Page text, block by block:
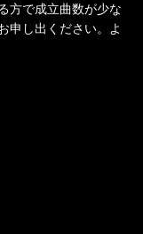
方で成立曲数が少な
申し出ください。よ